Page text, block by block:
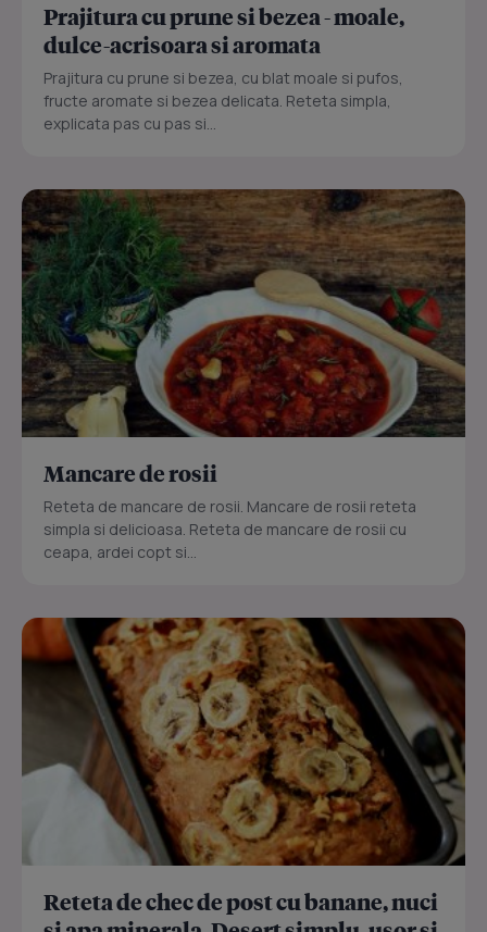
Prajitura cu prune si bezea - moale,
dulce-acrisoara si aromata
Prajitura cu prune si bezea, cu blat moale si pufos,
fructe aromate si bezea delicata. Reteta simpla,
explicata pas cu pas si...
Mancare de rosii
Reteta de mancare de rosii. Mancare de rosii reteta
simpla si delicioasa. Reteta de mancare de rosii cu
ceapa, ardei copt si...
Reteta de chec de post cu banane, nuci